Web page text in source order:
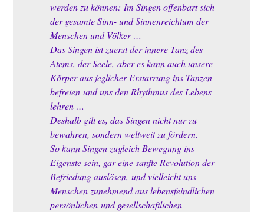
werden zu können: Im Singen offenbart sich
der gesamte Sinn- und Sinnenreichtum der
Menschen und Völker …
Das Singen ist zuerst der innere Tanz des
Atems, der Seele, aber es kann auch unsere
Körper aus jeglicher Erstarrung ins Tanzen
befreien und uns den Rhythmus des Lebens
lehren …
Deshalb gilt es, das Singen nicht nur zu
bewahren, sondern weltweit zu fördern.
So kann Singen zugleich Bewegung ins
Eigenste sein, gar eine sanfte Revolution der
Befriedung auslösen, und vielleicht uns
Menschen zunehmend aus lebensfeindlichen
persönlichen und gesellschaftlichen